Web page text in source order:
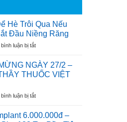
Hè Trôi Qua Nếu
Đầu Niềng Răng
luận bị tắtở
Để
Hè
Trôi
Nếu
Bắt
NGÀY 27/2 –
THUỐC VIỆT
luận bị tắtở
MỪNG
NGÀY
6.000.000đ –